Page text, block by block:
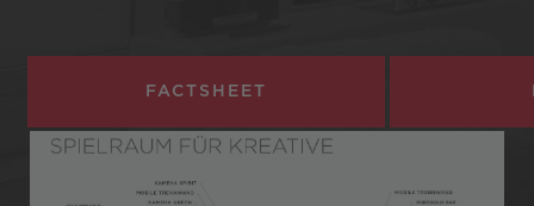
FACTSHEET